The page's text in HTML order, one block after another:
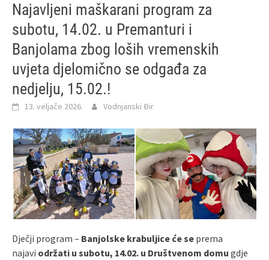
Najavljeni maškarani program za
subotu, 14.02. u Premanturi i
Banjolama zbog loših vremenskih
uvjeta djelomično se odgađa za
nedjelju, 15.02.!
13. veljače 2026. Vodnjanski Đir
Dječji program – Banjolske krabuljice će se prema
najavi održati u subotu, 14.02. u Društvenom domu gdje